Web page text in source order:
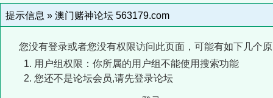
提示信息 » 澳门赌神论坛 563179.com
您没有登录或者您没有权限访问此页面，可能有如下几个
用户组权限：你所属的用户组不能使用搜索功能
您还不是论坛会员,请先登录论坛